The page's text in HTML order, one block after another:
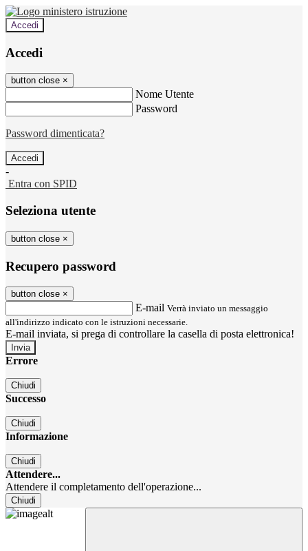
Accedi
Accedi
button close ×
Nome Utente
Password
Password dimenticata?
-
Entra con SPID
Seleziona utente
button close ×
Recupero password
button close ×
E-mail Verrà inviato un messaggio
all'indirizzo indicato con le istruzioni necessarie.
E-mail inviata, si prega di controllare la casella di posta elettronica!
Errore
Chiudi
Successo
Chiudi
Informazione
Chiudi
Attendere...
Attendere il completamento dell'operazione...
Chiudi